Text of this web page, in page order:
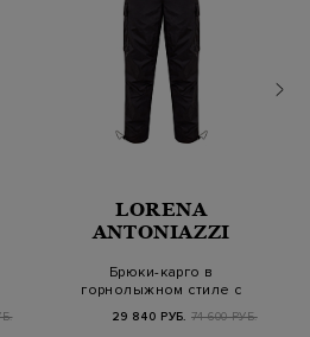
LORENA
ANTONIAZZI
Брюки-карго в
горнолыжном стиле с
регулируемыми
манжет…
29 840 РУБ. 74 600 РУБ.